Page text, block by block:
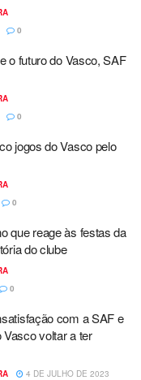
0
o futuro do Vasco, SAF
0
jogos do Vasco pelo
0
que reage às festas da
do clube
0
com a SAF e
voltar a ter
4 DE JULHO DE 2023